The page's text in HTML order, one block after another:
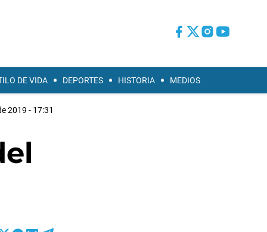
DE VIDA DEPORTES HISTORIA MEDIOS
2019 - 17:31